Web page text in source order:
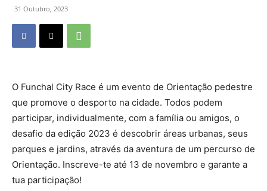
31 Outubro, 2023
O Funchal City Race é um evento de Orientação pedestre
que promove o desporto na cidade. Todos podem
participar, individualmente, com a família ou amigos, o
desafio da edição 2023 é descobrir áreas urbanas, seus
parques e jardins, através da aventura de um percurso de
Orientação. Inscreve-te até 13 de novembro e garante a
tua participação!